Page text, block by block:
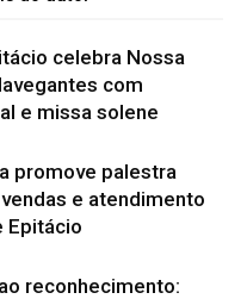
celebra Nossa
com
e missa solene
promove palestra
e atendimento
Epitácio
reconhecimento: